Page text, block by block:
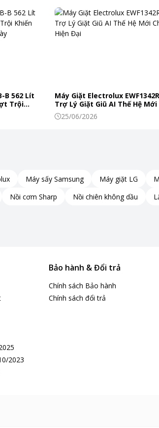
công nghệ i-Savingcùng cơ chế vận hành
có thể hạ nhiệt độ phòng xuống mức mong
B 562 Lít
Trội
Ngày
Máy Giặt Electrolux
Trợ Lý Giặt Giũ AI Thế Hệ Mới
Đình Hiện Đại
25/06/2026
Máy sấy Samsung Máy giặt LG
Nồi cơm Sharp Nồi chiên không dầu
2023
Bảo hành & Đổi trả
Chính sách Bảo hành
Chính sách đổi trả